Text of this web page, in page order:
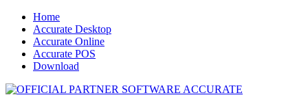
Home
Accurate Desktop
Accurate Online
Accurate POS
Download